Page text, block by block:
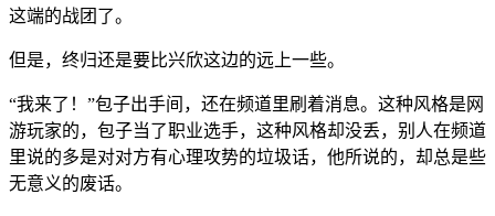
这端的战团了。
但是，终归还是要比兴欣这边的远上一些。
“我来了！”包子出手间，还在频道里刷着消息。这种风格是网
游玩家的，包子当了职业选手，这种风格却没丢，别人在频道
里说的多是对对方有心理攻势的垃圾话，他所说的，却总是些
无意义的废话。